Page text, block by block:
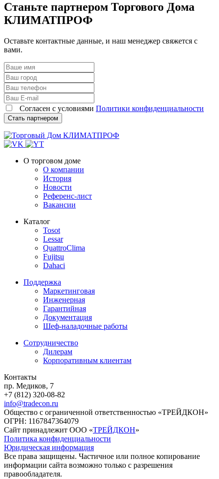
Станьте партнером Торгового Дома
КЛИМАТПРОФ
Оставьте контактные данные, и наш менеджер свяжется с
вами.
Согласен с условиями Политики конфиденциальности
О торговом доме
О компании
История
Новости
Референс-лист
Вакансии
Каталог
Tosot
Lessar
QuattroClima
Fujitsu
Dahaci
Поддержка
Маркетинговая
Инженерная
Гарантийная
Документация
Шеф-наладочные работы
Сотрудничество
Дилерам
Корпоративным клиентам
Контакты
пр. Медиков, 7
+7 (812) 320-08-82
info@tradecon.ru
Общество с ограниченной ответственностью «ТРЕЙДКОН»
ОГРН: 1167847364079
Сайт принадлежит ООО «ТРЕЙДКОН»
Политика конфиденциальности
Юридическая информация
Все права защищены. Частичное или полное копирование
информации сайта возможно только с разрешения
правообладателя.